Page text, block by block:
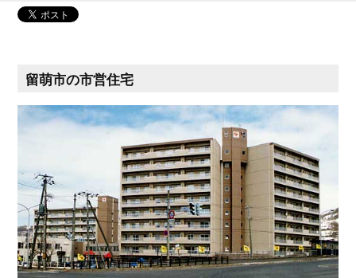
留萌市の市営住宅